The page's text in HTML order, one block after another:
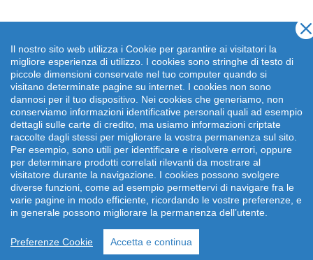
Il nostro sito web utilizza i Cookie per garantire ai visitatori la
migliore esperienza di utilizzo. I cookies sono stringhe di testo di
piccole dimensioni conservate nel tuo computer quando si
visitano determinate pagine su internet. I cookies non sono
dannosi per il tuo dispositivo. Nei cookies che generiamo, non
conserviamo informazioni identificative personali quali ad esempio
dettagli sulle carte di credito, ma usiamo informazioni criptate
raccolte dagli stessi per migliorare la vostra permanenza sul sito.
Per esempio, sono utili per identificare e risolvere errori, oppure
per determinare prodotti correlati rilevanti da mostrare al
visitatore durante la navigazione. I cookies possono svolgere
diverse funzioni, come ad esempio permettervi di navigare fra le
varie pagine in modo efficiente, ricordando le vostre preferenze, e
in generale possono migliorare la permanenza dell’utente.
Preferenze Cookie Accetta e continua
Copyright 2026 emonsitalia srl. | Viale della Piramide
Cestia 1C, 00153 Roma - Italia | P.IVA: 09372641002